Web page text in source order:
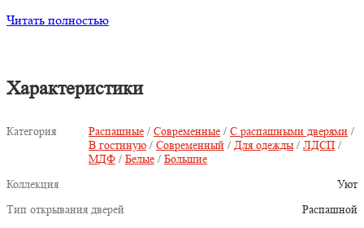
Читать полностью
Характеристики
Категория Распашные / Современные / С распашными дверями /
В гостиную / Современный / Для одежды / ЛДСП /
МДФ / Белые / Большие
Коллекция
Уют
Тип открывания дверей
Распашной